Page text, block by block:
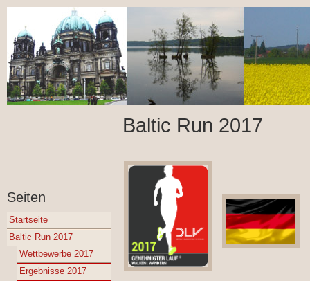
Seiten
Startseite
Baltic Run 2017
Wettbewerbe 2017
Ergebnisse 2017
Baltic Run 2017